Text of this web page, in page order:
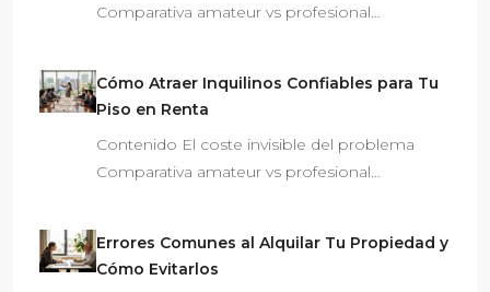
Comparativa amateur vs profesional…
Cómo Atraer Inquilinos Confiables para Tu
Piso en Renta
Contenido El coste invisible del problema
Comparativa amateur vs profesional…
Errores Comunes al Alquilar Tu Propiedad y
Cómo Evitarlos